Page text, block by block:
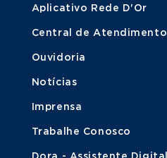
Aplicativo Rede D'Or
Central de Atendimento
Ouvidoria
Notícias
Imprensa
Trabalhe Conosco